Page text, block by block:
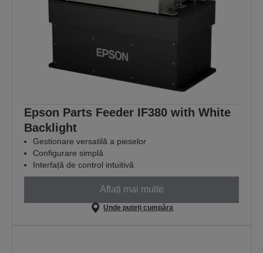
Epson Parts Feeder IF380 with White
Backlight
Gestionare versatilă a pieselor
Configurare simplă
Interfață de control intuitivă
Aflați mai multe
Unde puteți cumpăra